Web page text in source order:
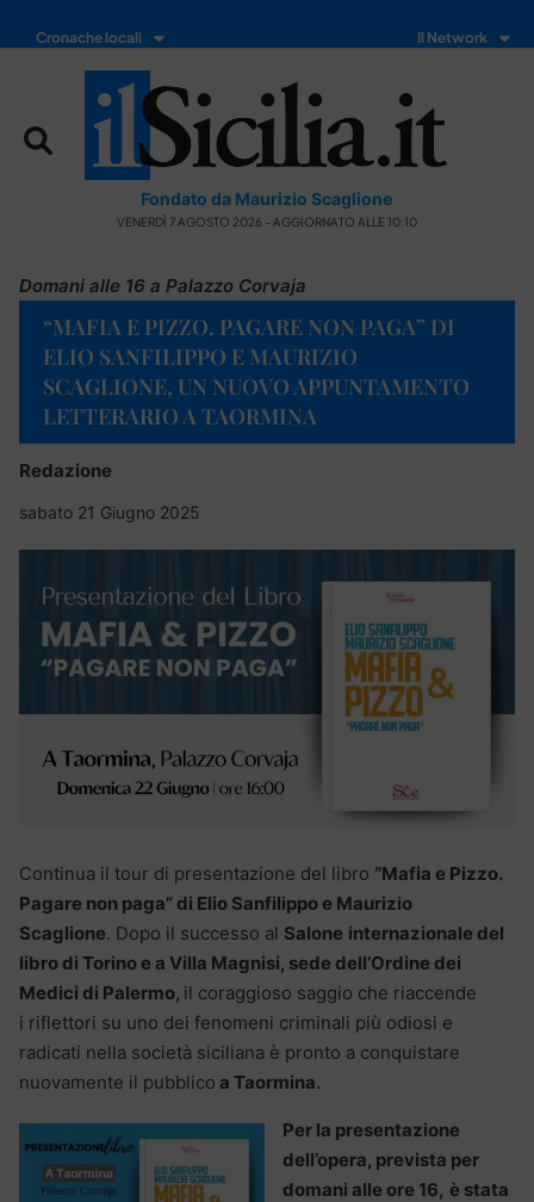
Cronache locali Il Network
Fondato da Maurizio Scaglione
VENERDÌ 7 AGOSTO 2026 - AGGIORNATO ALLE 10:10
Domani alle 16 a Palazzo Corvaja
“MAFIA E PIZZO. PAGARE NON PAGA” DI
ELIO SANFILIPPO E MAURIZIO
SCAGLIONE, UN NUOVO APPUNTAMENTO
LETTERARIO A TAORMINA
Redazione
sabato 21 Giugno 2025
Continua il tour di presentazione del libro “Mafia e Pizzo.
Pagare non paga” di Elio Sanfilippo e Maurizio
Scaglione. Dopo il successo al Salone internazionale del
libro di Torino e a Villa Magnisi, sede dell’Ordine dei
Medici di Palermo, il coraggioso saggio che riaccende
i riflettori su uno dei fenomeni criminali più odiosi e
radicati nella società siciliana è pronto a conquistare
nuovamente il pubblico a Taormina.
Per la presentazione
dell’opera, prevista per
domani alle ore 16, è stata